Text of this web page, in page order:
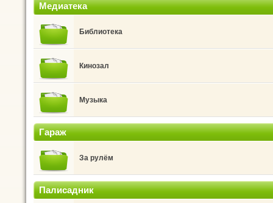
Медиатека
Библиотека
Кинозал
Музыка
Гараж
За рулём
Палисадник